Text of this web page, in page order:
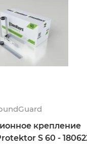
крепление
S 60 -